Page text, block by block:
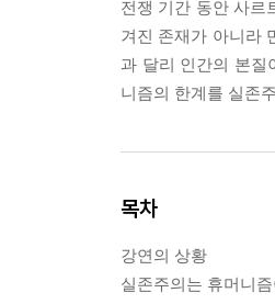
전쟁 기간 동안 사르
겨진 존재가 아니라
과 달리 인간의 본질
니즘의 한계를 실존
목차
강연의 상황
실존주의는 휴머니